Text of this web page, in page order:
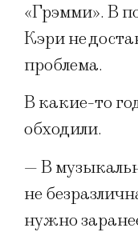
«Грэмми». В
Кэри не
проблема.
В какие-то
обходили.
— В
не
нужно